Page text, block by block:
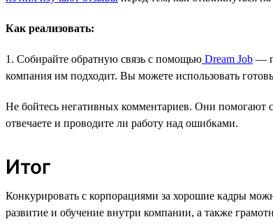
Как реализовать:
1. Собирайте обратную связь с помощью Dream Job —
компания им подходит. Вы можете использовать
Не бойтесь негативных комментариев. Они помогают
отвечаете и проводите ли работу над ошибками.
Итог
Конкурировать с корпорациями за хорошие кадры
развитие и обучение внутри компании, а также